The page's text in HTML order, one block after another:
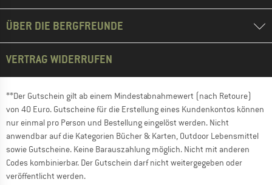
ÜBER DIE BERGFREUNDE
VERTRAG WIDERRUFEN
**Der Gutschein gilt ab einem Mindestabnahmewert (nach Retoure)
von 40 Euro. Gutscheine für die Erstellung eines Kundenkontos können
nur einmal pro Person und Bestellung eingelöst werden. Nicht
anwendbar auf die Kategorien Bücher & Karten, Outdoor Lebensmittel
sowie Gutscheine. Keine Barauszahlung möglich. Nicht mit anderen
Codes kombinierbar. Der Gutschein darf nicht weitergegeben oder
veröffentlicht werden.